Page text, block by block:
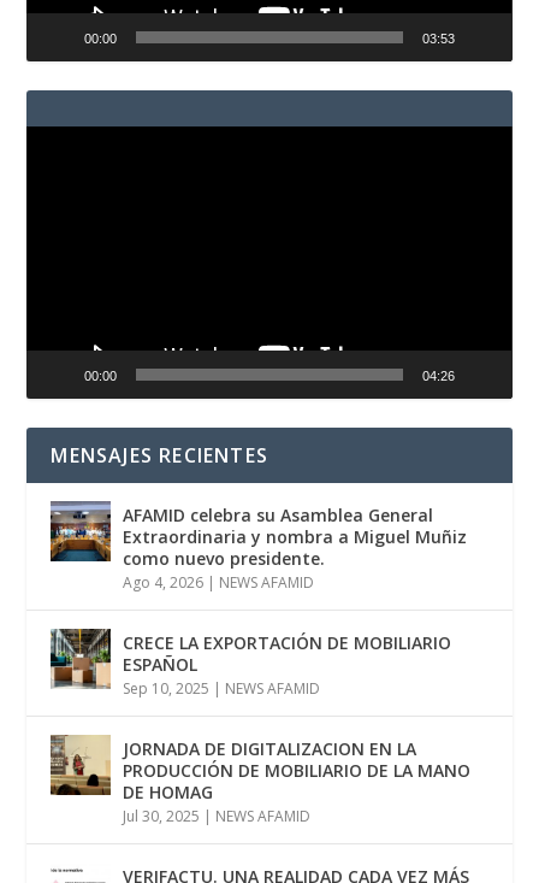
00:00 03:53
00:00 04:26
MENSAJES RECIENTES
AFAMID celebra su Asamblea General
Extraordinaria y nombra a Miguel Muñiz
como nuevo presidente.
Ago 4, 2026 NEWS AFAMID
CRECE LA EXPORTACIÓN DE MOBILIARIO
ESPAÑOL
Sep 10, 2025 NEWS AFAMID
JORNADA DE DIGITALIZACION EN LA
PRODUCCIÓN DE MOBILIARIO DE LA MANO
DE HOMAG
Jul 30, 2025 NEWS AFAMID
VERIFACTU. UNA REALIDAD CADA VEZ MÁS